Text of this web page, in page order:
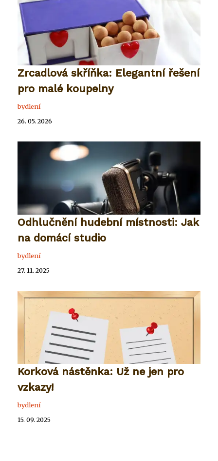
Zrcadlová skříňka: Elegantní řešení
pro malé koupelny
bydlení
26. 05. 2026
Odhlučnění hudební místnosti: Jak
na domácí studio
bydlení
27. 11. 2025
Korková nástěnka: Už ne jen pro
vzkazy!
bydlení
15. 09. 2025